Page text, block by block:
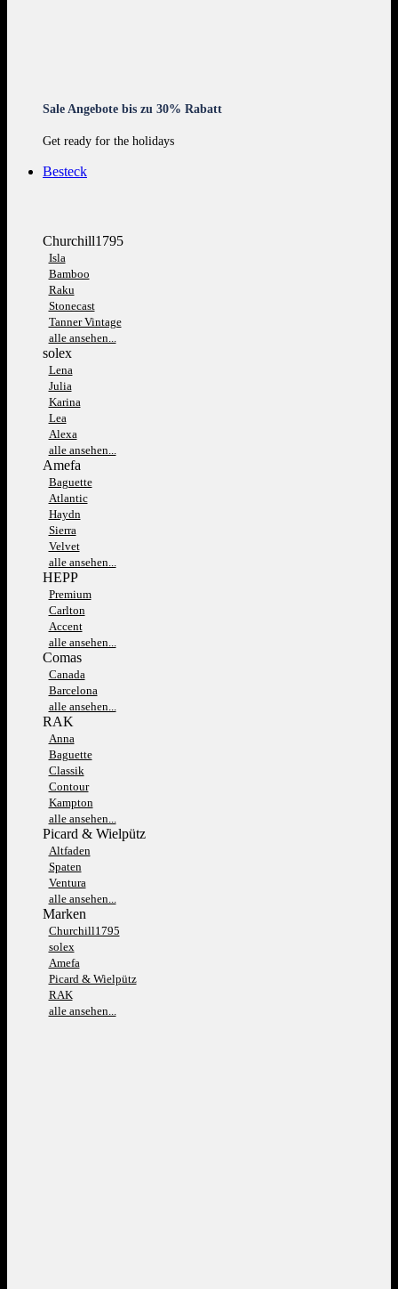
Sale Angebote bis zu 30% Rabatt
Get ready for the holidays
Besteck
Churchill1795
Isla
Bamboo
Raku
Stonecast
Tanner Vintage
alle ansehen...
solex
Lena
Julia
Karina
Lea
Alexa
alle ansehen...
Amefa
Baguette
Atlantic
Haydn
Sierra
Velvet
alle ansehen...
HEPP
Premium
Carlton
Accent
alle ansehen...
Comas
Canada
Barcelona
alle ansehen...
RAK
Anna
Baguette
Classik
Contour
Kampton
alle ansehen...
Picard & Wielpütz
Altfaden
Spaten
Ventura
alle ansehen...
Marken
Churchill1795
solex
Amefa
Picard & Wielpütz
RAK
alle ansehen...